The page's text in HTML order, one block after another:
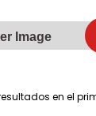
Image
en el